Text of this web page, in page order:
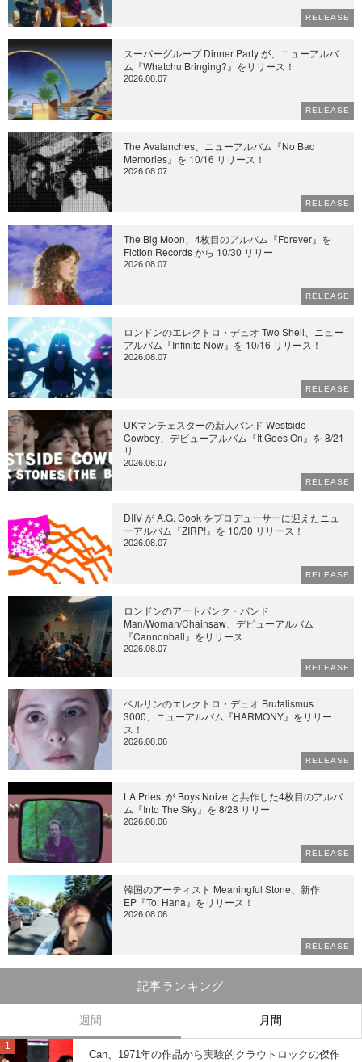
RELEASE
スーパーグループ Dinner Party が、ニューアルバ
ム『Whatchu Bringing?』をリリース！
2026.08.07
RELEASE
The Avalanches、ニューアルバム『No Bad
Memories』を 10/16 リリース！
2026.08.07
RELEASE
The Big Moon、4枚目のアルバム『Forever』を
Fiction Records から 10/30 リリー
2026.08.07
RELEASE
ロンドンのエレクトロ・デュオ Two Shell、ニュー
アルバム『Infinite Now』を 10/16 リリース！
2026.08.07
RELEASE
UKマンチェスターの新人バンド Westside
Cowboy、デビューアルバム『It Goes On』を 8/21
リ
2026.08.07
RELEASE
DIIV が A.G. Cook をプロデューサーに迎えたニュ
ーアルバム『ZIRP!』を 10/30 リリース！
2026.08.07
RELEASE
ロンドンのアートパンク・バンド
Man/Woman/Chainsaw、デビューアルバム
『Cannonball』をリリース
2026.08.07
RELEASE
ベルリンのエレクトロ・デュオ Brutalismus
3000、ニューアルバム『HARMONY』をリリー
ス！
2026.08.06
RELEASE
LA Priest が Boys Noize と共作した4枚目のアルバ
ム『Into The Sky』を 8/28 リリー
2026.08.06
RELEASE
韓国のアーティスト Meaningful Stone、新作
EP『To: Hana』をリリース！
2026.08.06
RELEASE
記事ランキング
週間 月間
Can、1971年の作品から実験的クラウトロックの傑作